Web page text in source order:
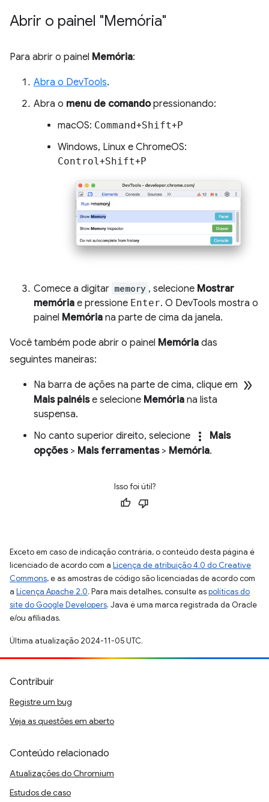
Abrir o painel "Memória"
Para abrir o painel Memória:
Abra o DevTools.
Abra o menu de comandopressionando:
macOS: Command+Shift+P
Windows, Linux e ChromeOS:
Control+Shift+P
Comece a digitar memory , selecione Mostrar
memória e pressione Enter. O DevTools mostra o
painel Memória na parte de cima da janela.
Você também pode abrir o painel Memória das
seguintes maneiras:
Na barra de ações na parte de cima, clique em double_arrow
Mais painéise selecione Memória na lista
suspensa.
No canto superior direito, selecione
more_vert
Mais
opções> Mais ferramentas> Memória.
Isso foi útil?
Exceto em caso de indicação contrária, o conteúdo desta página é
licenciado de acordo com a Licença de atribuição 4.0 do Creative
Commons, e as amostras de código são licenciadas de acordo com
a Licença Apache 2.0. Para mais detalhes, consulte aspolíticas do
site do Google Developers. Java é uma marca registrada da Oracle
e/ou afiliadas.
Última atualização 2024-11-05 UTC.
Contribuir
Registre um bug
Veja as questões em aberto
Conteúdo relacionado
Atualizações do Chromium
Estudos de caso